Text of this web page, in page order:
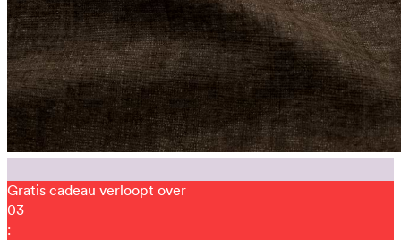
Gratis cadeau verloopt over
03
: